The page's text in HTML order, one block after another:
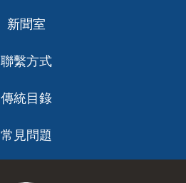
新聞室
聯繫方式
傳統目錄
常見問題